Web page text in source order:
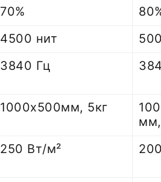
70%
4500 нит
3840 Гц
1000х500мм, 5кг
250 Вт/м²